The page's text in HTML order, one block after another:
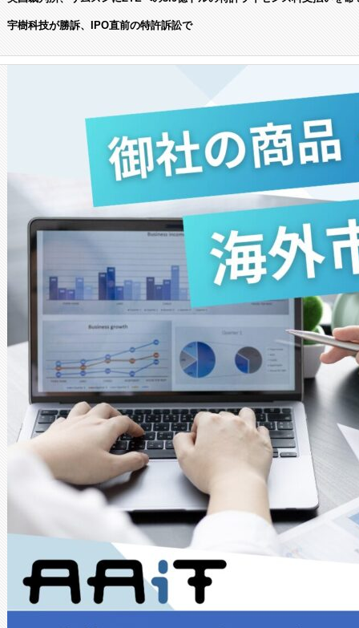
宇樹科技が勝訴、IPO直前の特許訴訟で